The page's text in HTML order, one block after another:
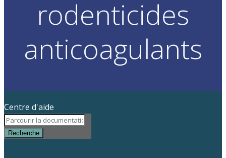
rodenticides
anticoagulants
Centre d'aide
Recherche